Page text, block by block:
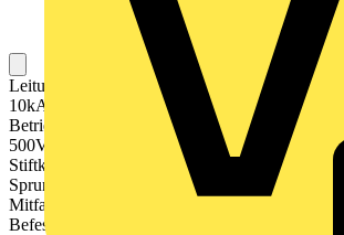
Leitungsschutzschalter Acti 9 iC60N, 6kA
10kA (IEC/EN 60947-2). 1-polig, Nennstrom
Betriebsspannung (Ue) 220-240V AC,
500V AC. Doppel-Anschlussklemme für Kabel
Stiftkammschiene an der Geräteober- und
Sprungschaltung für verschleißarmes Schalten
Mitfahrende Isolationsabdeckung. Betätigung
Befestigungselements an der Gerätefrontseite